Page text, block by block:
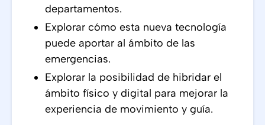
departamentos.
Explorar cómo esta nueva tecnología
puede aportar al ámbito de las
emergencias.
Explorar la posibilidad de hibridar el
ámbito físico y digital para mejorar la
experiencia de movimiento y guía.